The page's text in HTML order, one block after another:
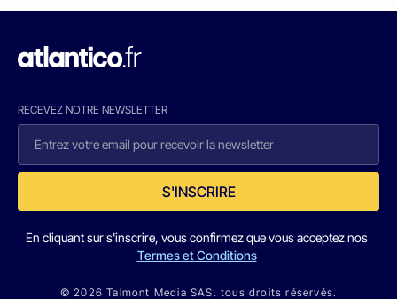
RECEVEZ NOTRE NEWSLETTER
S'INSCRIRE
En cliquant sur s'inscrire, vous confirmez que vous acceptez nos
Termes et Conditions
© 2026 Talmont Media SAS. tous droits réservés.